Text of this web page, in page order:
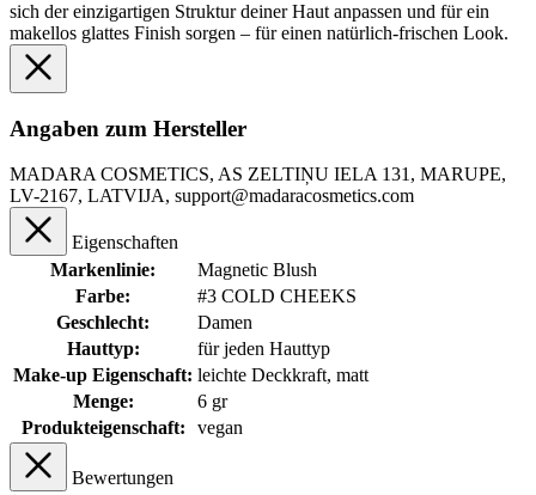
sich der einzigartigen Struktur deiner Haut anpassen und für ein
makellos glattes Finish sorgen – für einen natürlich-frischen Look.
Angaben zum Hersteller
MADARA COSMETICS, AS ZELTIŅU IELA 131, MARUPE,
LV-2167, LATVIJA, support@madaracosmetics.com
Eigenschaften
Markenlinie:
Magnetic Blush
Farbe:
#3 COLD CHEEKS
Geschlecht:
Damen
Hauttyp:
für jeden Hauttyp
Make-up Eigenschaft: leichte Deckkraft, matt
Menge:
6 gr
Produkteigenschaft:
vegan
Bewertungen